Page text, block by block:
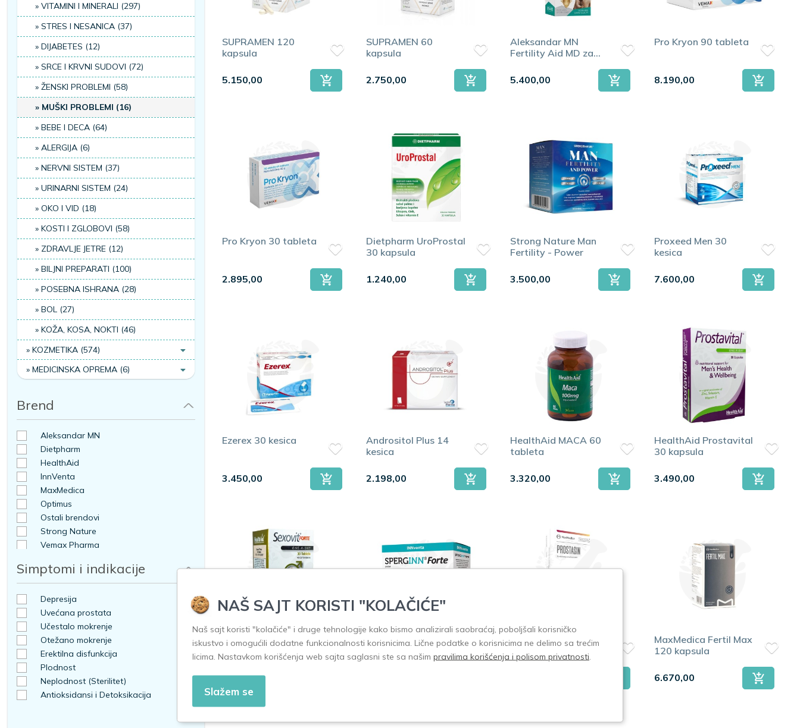
Šta pomaže
iselendoprinose plodnosti i hormonskoj ravnoteži,saw palmetto podržava zdravlje prostate, dokL-arginin ženšenpomažu vitalnost i energiju.
Izdvojeni proizvodi iz kategorije
Iz ponude izdvajamo:Aleksandar MN Fertility Aid MD za muškarce 60 tableta
Man Fertility - Power.
Saveti za muškarce
Redovni preventivni pregledi, posebno posle 45. godine.
FiziČka aktivnost i zdrava težina.
Manje alkohola i prestanak pušenja.
Kvalitetan san i upravljanje stresom.
Često postavljana pitanja
Kada početi sa podrškom prostati?
Preventivno se preparati često uvode posle 45–50. godine ili na prve tegobe pri mokrenju — uz konsultaciju lekara.
Pomaže li cink plodnosti?
Kada se obratiti lekaru?
Kod tegoba pri mokrenju, bola ili pada vitalnosti potražite urološki savet.
Napomena: dodaci ishrani nisu zamena za lekarski pregled niti terapiju.
VITAMINI I MINERALI (297)
STRES I NESANICA (37)
DIJABETES (12)
SRCE I KRVNI SUDOVI (72)
ŽENSKI PROBLEMI (58)
MUŠKI PROBLEMI (16)
BEBE I DECA (64)
ALERGIJA (6)
NERVNI SISTEM (37)
URINARNI SISTEM (24)
OKO I VID (18)
KOSTI I ZGLOBOVI (58)
ZDRAVLJE JETRE (12)
BILJNI PREPARATI (100)
POSEBNA ISHRANA (28)
BOL (27)
KOŽA, KOSA, NOKTI (46)
KOZMETIKA (574)
MEDICINSKA OPREMA (6)
Brend
Aleksandar MN
Dietpharm
HealthAid
InnVenta
MaxMedica
Optimus
Ostali brendovi
Strong Nature
Vemax Pharma
Simptomi i indikacije
Depresija
Uvećana prostata
Učestalo mokrenje
Otežano mokrenje
Erektilna disfunkcija
Plodnost
Neplodnost (Sterilitet)
Antioksidansi i Detoksikacija
SUPRAMEN 120
kapsula
5.150,00
SUPRAMEN 60
kapsula
2.750,00
Aleksandar MN
Fertility Aid MD za
5.400,00
Pro Kryon 90 tableta
8.190,00
Pro Kryon 30 tableta
2.895,00
Dietpharm UroProstal
30 kapsula
1.240,00
Strong Nature Man
Fertility - Power
3.500,00
Proxeed Men 30
kesica
7.600,00
Ezerex 30 kesica
3.450,00
Andrositol Plus 14
kesica
2.198,00
HealthAid MACA 60
tableta
3.320,00
HealthAid Prostavital
30 kapsula
3.490,00
HealthAid Sex-O-Vit
Forte 30 tableta
4.000,00
SpergINN Forte 12
MaxMedica Prostasin
MaxMedica Fertil Max
120 kapsula
6.670,00
NAŠ SAJT KORISTI "KOLAČIĆE"
Naš sajt koristi "kolačiće" i druge tehnologije kako bismo analizirali saobraćaj, poboljšali korisničko
iskustvo i omogućili dodatne funkcionalnosti korisnicima. Lične podatke o korisnicima ne delimo sa trećim
licima. Nastavkom korišćenja web sajta saglasni ste sa našim pravilima korišćenja i polisom privatnosti
Slažem se